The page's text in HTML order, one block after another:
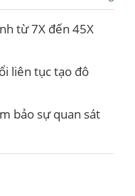
từ 7X đến 45X
liên tục tạo đô
bảo sự quan sát